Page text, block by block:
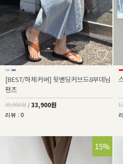
[BEST/하체커버] 뒷밴딩커브드8부데님
팬츠
39,900원 / 33,900원
리뷰 : 0
15%